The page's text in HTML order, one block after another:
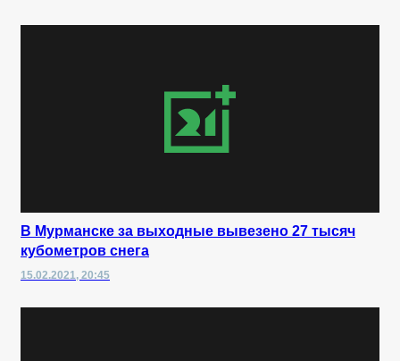
В Мурманске за выходные вывезено 27 тысяч
кубометров снега
15.02.2021, 20:45